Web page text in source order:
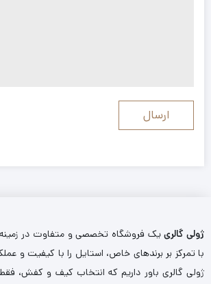
ژولی گالرییک فروشگاه تخصصی و متفاوت در
با تمرکز بر برندهای خاص، استایل را با کیفیت و
ژولی گالری باور داریم که انتخاب کیف و کفش،